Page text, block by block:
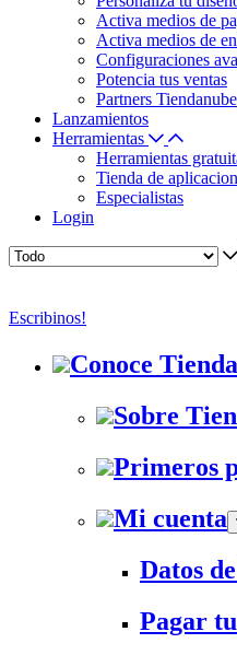
Activa medios de
Activa medios de
Configuraciones
Potencia tus ventas
Partners Tiendanube
Lanzamientos
Herramientas
Herramientas
Tienda de
Especialistas
Login
Escribinos!
Conoce
Sobre
Primeros
Mi cuenta
Datos
Pagar